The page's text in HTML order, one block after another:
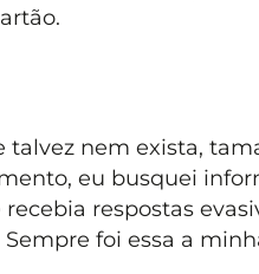
nem exista,
eu busquei
respostas
foi essa a